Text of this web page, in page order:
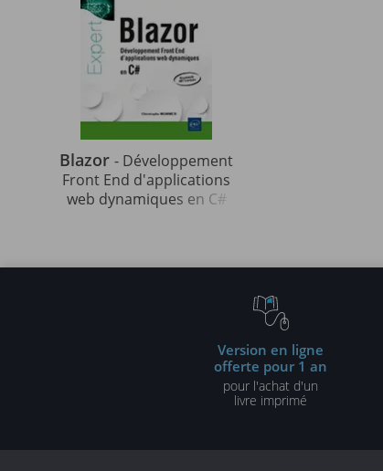
Blazor - Développement
Front End d'applications
web dynamiques en C#
Version en ligne
offerte pour 1 an
pour l'achat d'un
livre imprimé